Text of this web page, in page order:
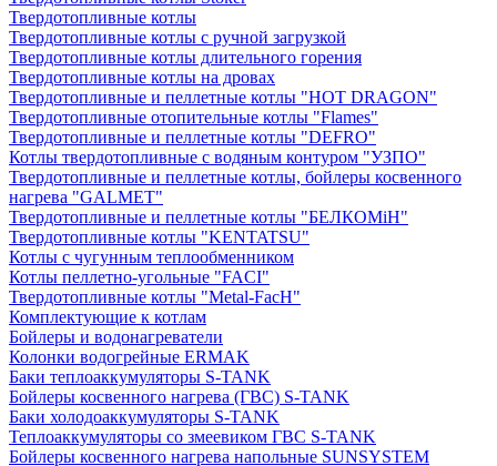
Твердотопливные котлы
Твердотопливные котлы с ручной загрузкой
Твердотопливные котлы длительного горения
Твердотопливные котлы на дровах
Твердотопливные и пеллетные котлы "HOT DRAGON"
Твердотопливные отопительные котлы "Flames"
Твердотопливные и пеллетные котлы "DEFRO"
Котлы твердотопливные с водяным контуром "УЗПО"
Твердотопливные и пеллетные котлы, бойлеры косвенного
нагрева "GALMET"
Твердотопливные и пеллетные котлы "БЕЛКОМiН"
Твердотопливные котлы "KENTATSU"
Котлы с чугунным теплообменником
Котлы пеллетно-угольные "FACI"
Твердотопливные котлы "Metal-FacH"
Комплектующие к котлам
Бойлеры и водонагреватели
Колонки водогрейные ERMAK
Баки теплоаккумуляторы S-TANK
Бойлеры косвенного нагрева (ГВС) S-TANK
Баки холодоаккумуляторы S-TANK
Теплоаккумуляторы со змеевиком ГВС S-TANK
Бойлеры косвенного нагрева напольные SUNSYSTEM